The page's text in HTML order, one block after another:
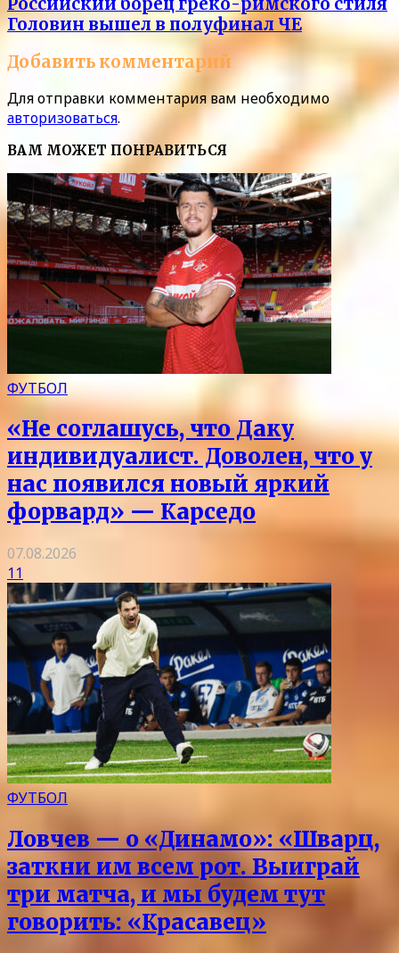
Головин вышел в полуфинал ЧЕ
Добавить комментарий
Для отправки комментария вам необходимо
авторизоваться.
ВАМ МОЖЕТ ПОНРАВИТЬСЯ
ФУТБОЛ
«Не соглашусь, что Даку
индивидуалист. Доволен, что у
нас появился новый яркий
форвард» — Карседо
07.08.2026
11
ФУТБОЛ
Ловчев — о «Динамо»: «Шварц,
заткни им всем рот. Выиграй
три матча, и мы будем тут
говорить: «Красавец»